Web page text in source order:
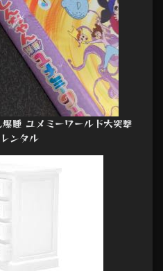
睡 ユメミーワールド大突撃
ンタル